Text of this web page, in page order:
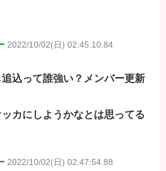
2022/10/02(日) 02:45:10.84
込って誰強い？メンバー更新
カにしようかなとは思ってる
2022/10/02(日) 02:47:54.88